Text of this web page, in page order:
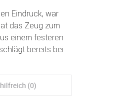
Eindruck, war
das Zeug zum
einem festeren
bereits bei
(0)